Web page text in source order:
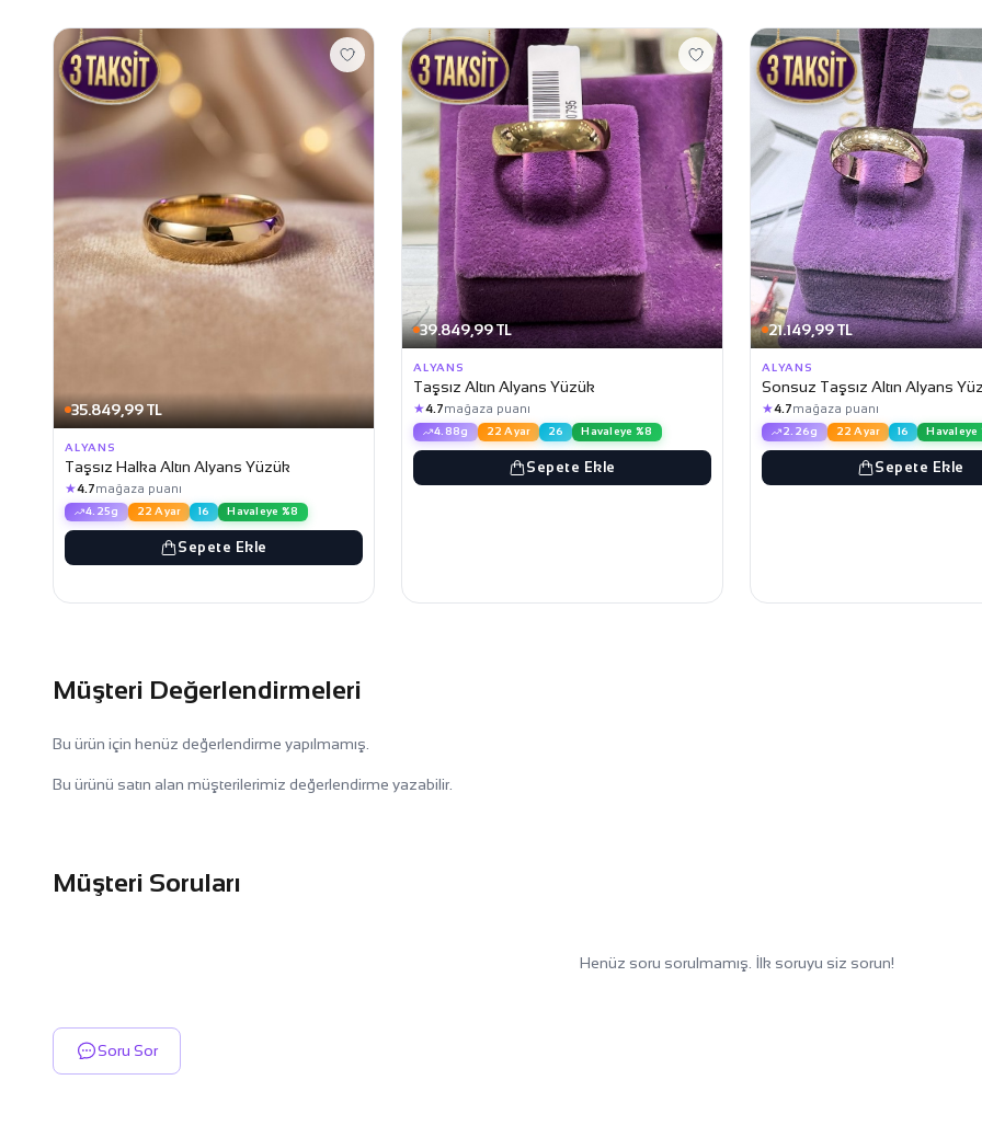
35.849,99 TL
ALYANS
Taşsız Halka Altın Alyans Yüzük
★4.7mağaza puanı
4.25g 22 Ayar 16 Havaleye %8
Sepete Ekle
39.849,99 TL
ALYANS
Taşsız Altın Alyans Yüzük
★4.7mağaza puanı
4.88g 22 Ayar 26 Havaleye %8
Sepete Ekle
21.149,99 TL
ALYANS
Sonsuz Taşsız Altın Alyans
★4.7mağaza puanı
2.26g 22 Ayar 16 Havaleye
Sepete Ekle
Müşteri Değerlendirmeleri
Bu ürün için henüz değerlendirme yapılmamış.
Bu ürünü satın alan müşterilerimiz değerlendirme yazabilir.
Müşteri Soruları
Henüz soru sorulmamış. İlk soruyu siz sorun!
Soru Sor